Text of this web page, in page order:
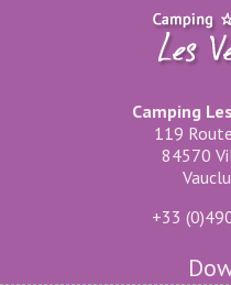
Camping
119
84570
+33